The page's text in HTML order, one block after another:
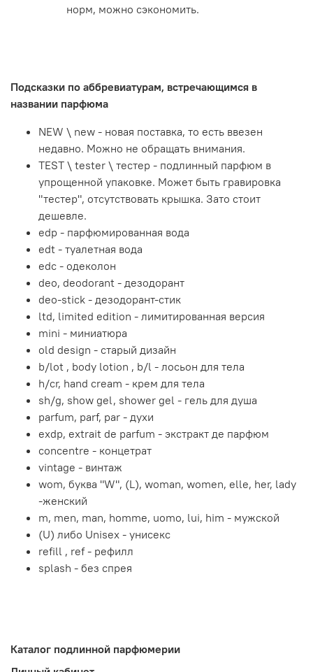
норм, можно сэкономить.
Подсказки по аббревиатурам, встречающимся в
названии парфюма
NEW \ new - новая поставка, то есть ввезен
недавно. Можно не обращать внимания.
TEST \ tester \ тестер - подлинный парфюм в
упрощенной упаковке. Может быть гравировка
"тестер", отсутствовать крышка. Зато стоит
дешевле.
edp - парфюмированная вода
edt - туалетная вода
edc - одеколон
deo, deodorant - дезодорант
deo-stick - дезодорант-стик
ltd, limited edition - лимитированная версия
mini - миниатюра
old design - старый дизайн
b/lot , body lotion , b/l - лосьон для тела
h/cr, hand cream - крем для тела
sh/g, show gel, shower gel - гель для душа
parfum, parf, par - духи
exdp, extrait de parfum - экстракт де парфюм
concentre - концетрат
vintage - винтаж
wom, буква "W", (L), woman, women, elle, her, lady
-женский
m, men, man, homme, uomo, lui, him - мужской
(U) либо Unisex - унисекс
refill , ref - рефилл
splash - без спрея
Каталог подлинной парфюмерии